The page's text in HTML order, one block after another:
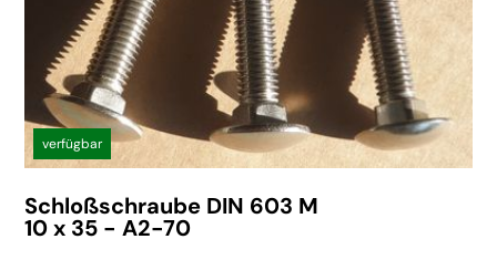
verfügbar
Schloßschraube DIN 603 M
10 x 35 - A2-70